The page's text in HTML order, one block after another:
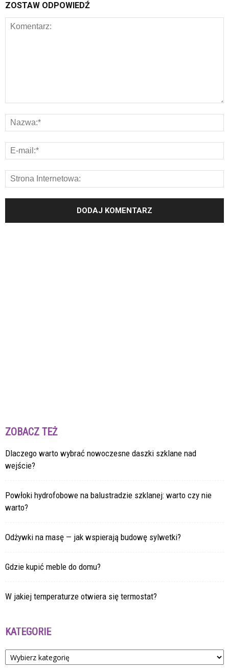
ZOSTAW ODPOWIEDŹ
ZOBACZ TEŻ
Dlaczego warto wybrać nowoczesne daszki szklane nad
wejście?
Powłoki hydrofobowe na balustradzie szklanej: warto czy nie
warto?
Odżywki na masę — jak wspierają budowę sylwetki?
Gdzie kupić meble do domu?
W jakiej temperaturze otwiera się termostat?
KATEGORIE
Kategorie